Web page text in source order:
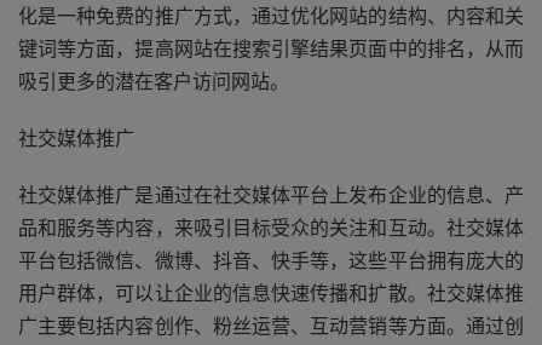
化是一种免费的推广方式，通过优化网站的结构、内容和关
键词等方面，提高网站在搜索引擎结果页面中的排名，从而
吸引更多的潜在客户访问网站。
社交媒体推广
社交媒体推广是通过在社交媒体平台上发布企业的信息、产
品和服务等内容，来吸引目标受众的关注和互动。社交媒体
平台包括微信、微博、抖音、快手等，这些平台拥有庞大的
用户群体，可以让企业的信息快速传播和扩散。社交媒体推
广主要包括内容创作、粉丝运营、互动营销等方面。通过创